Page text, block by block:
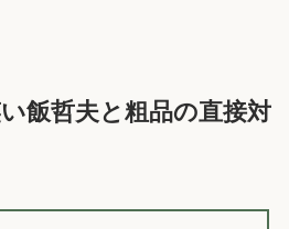
飯哲夫と粗品の直接対